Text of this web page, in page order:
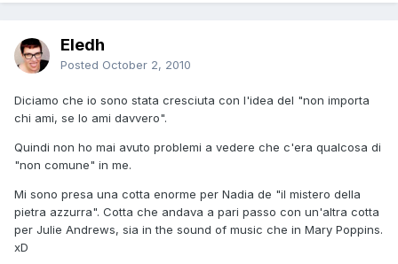
Eledh
Posted October 2, 2010
Diciamo che io sono stata cresciuta con l'idea del "non importa
chi ami, se lo ami davvero".
Quindi non ho mai avuto problemi a vedere che c'era qualcosa di
"non comune" in me.
Mi sono presa una cotta enorme per Nadia de "il mistero della
pietra azzurra". Cotta che andava a pari passo con un'altra cotta
per Julie Andrews, sia in the sound of music che in Mary Poppins.
xD